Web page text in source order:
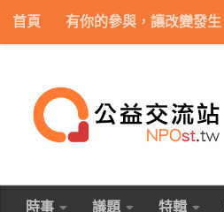
Skip to content
首頁 有你的參與，讓改變發生
時事 議題 特輯